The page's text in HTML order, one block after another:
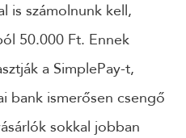
is számolnunk kell,
50.000 Ft. Ennek
a SimplePay-t,
bank ismerősen csengő
sokkal jobban